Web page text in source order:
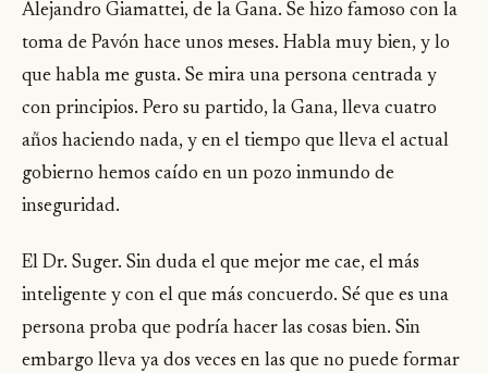
Alejandro Giamattei, de la Gana. Se hizo famoso con la
toma de Pavón hace unos meses. Habla muy bien, y lo
que habla me gusta. Se mira una persona centrada y
con principios. Pero su partido, la Gana, lleva cuatro
años haciendo nada, y en el tiempo que lleva el actual
gobierno hemos caído en un pozo inmundo de
inseguridad.
El Dr. Suger. Sin duda el que mejor me cae, el más
inteligente y con el que más concuerdo. Sé que es una
persona proba que podría hacer las cosas bien. Sin
embargo lleva ya dos veces en las que no puede formar